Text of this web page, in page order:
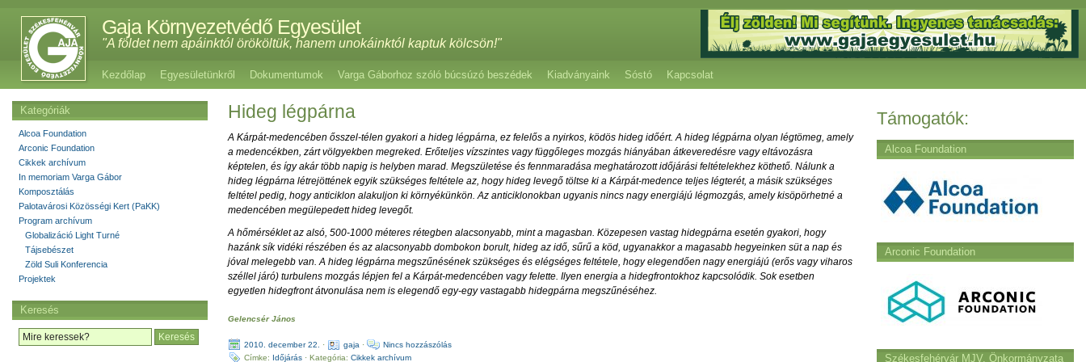
Gaja Környezetvédő Egyesület
"A földet nem apáinktól örököltük, hanem unokáinktól kaptuk kölcsön!"
Kezdőlap Egyesületünkről Dokumentumok Varga Gáborhoz szóló búcsúzó beszédek Kiadványaink Sóstó Kapcsolat
Hideg légpárna
A Kárpát-medencében ősszel-télen gyakori a hideg légpárna, ez felelős a nyirkos, ködös hideg időért. A hideg légpárna olyan légtömeg, amely
a medencékben, zárt völgyekben megreked. Erőteljes vízszintes vagy függőleges mozgás hiányában átkeveredésre vagy eltávozásra
képtelen, és így akár több napig is helyben marad. Megszületése és fennmaradása meghatározott időjárási feltételekhez köthető. Nálunk a
hideg légpárna létrejöttének egyik szükséges feltétele az, hogy hideg levegő töltse ki a Kárpát-medence teljes légterét, a másik szükséges
feltétel pedig, hogy anticiklon alakuljon ki környékünkön. Az anticiklonokban ugyanis nincs nagy energiájú légmozgás, amely kisöpörhetné a
medencében megülepedett hideg levegőt.
A hőmérséklet az alsó, 500-1000 méteres rétegben alacsonyabb, mint a magasban. Közepesen vastag hidegpárna esetén gyakori, hogy
hazánk sík vidéki részében és az alacsonyabb dombokon borult, hideg az idő, sűrű a köd, ugyanakkor a magasabb hegyeinken süt a nap és
jóval melegebb van. A hideg légpárna megszűnésének szükséges és elégséges feltétele, hogy elegendően nagy energiájú (erős vagy viharos
széllel járó) turbulens mozgás lépjen fel a Kárpát-medencében vagy felette. Ilyen energia a hidegfrontokhoz kapcsolódik. Sok esetben
egyetlen hidegfront átvonulása nem is elegendő egy-egy vastagabb hidegpárna megszűnéséhez.
Gelencsér János
2010. december 22. · gaja ·
Nincs hozzászólás
Címke: Időjárás · Kategória:Cikkek archívum
Támogatók:
Alcoa Foundation
Arconic Foundation
Székesfehérvár MJV. Önkormányzata
Kategóriák
Alcoa Foundation
Arconic Foundation
Cikkek archívum
In memoriam Varga Gábor
Komposztálás
Palotavárosi Közösségi Kert (PaKK)
Program archívum
Globalizáció Light Turné
Tájsebészet
Zöld Suli Konferencia
Projektek
Keresés